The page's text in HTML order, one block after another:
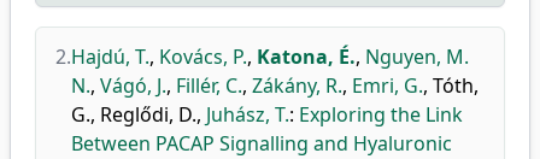
2.Hajdú, T., Kovács, P., Katona, É., Nguyen, M.
N., Vágó, J., Fillér, C., Zákány, R., Emri, G., Tóth,
G., Reglődi, D., Juhász, T.: Exploring the Link
Between PACAP Signalling and Hyaluronic